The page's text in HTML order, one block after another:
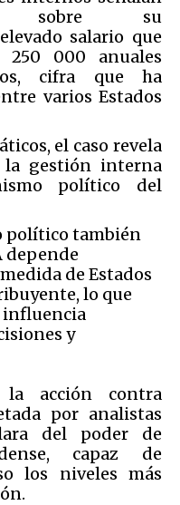
sobre su
salario que
250 000 anuales
cifra que ha
varios Estados
el caso revela
la gestión interna
político del
político también
depende
de Estados
lo que
influencia
y
acción contra
por analistas
del poder de
capaz de
los niveles más